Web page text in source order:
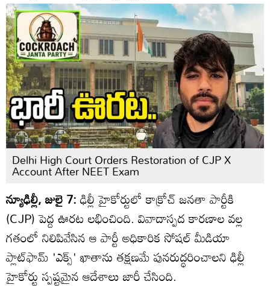
Delhi High Court Orders Restoration of CJP X
Account After NEET Exam
న్యూఢిల్లీ, జులై 7:ఢిల్లీ హైకోర్టులో కాక్రోచ్ జనతా పార్టీకి
(CJP) పెద్ద ఊరట లభించింది. వివాదాస్పద కారణాల వల్ల
గతంలో నిలిపివేసిన ఆ పార్టీ అధికారిక సోషల్ మీడియా
ప్లాట్‌ఫామ్ 'ఎక్స్' ఖాతాను తక్షణమే పునరుద్ధరించాలని ఢిల్లీ
హైకోర్టు స్పష్టమైన ఆదేశాలు జారీ చేసింది.